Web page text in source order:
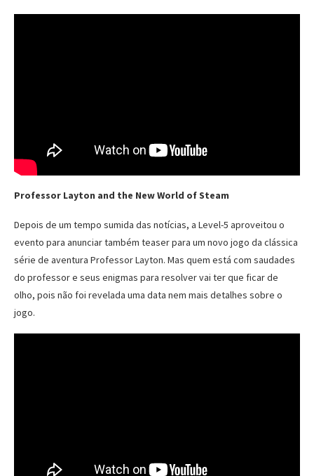
Professor Layton and the New World of Steam
Depois de um tempo sumida das notícias, a Level-5 aproveitou o
evento para anunciar também teaser para um novo jogo da clássica
série de aventura Professor Layton. Mas quem está com saudades
do professor e seus enigmas para resolver vai ter que ficar de
olho, pois não foi revelada uma data nem mais detalhes sobre o
jogo.